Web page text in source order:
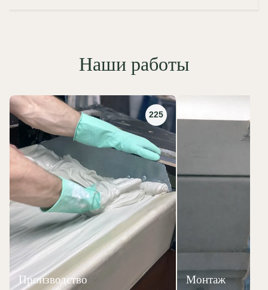
Наши работы
225
Производство Монтаж